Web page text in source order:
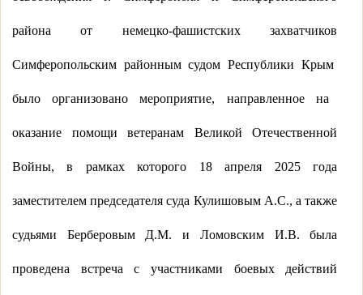
района от немецко-фашистских захватчиков
Симферопольским районным судом Республики Крым
было организовано мероприятие, направленное на
оказание помощи ветеранам Великой Отечественной
Войны, в рамках которого 18 апреля 2025 года
заместителем председателя суда Кулишовым А.С., а также
судьями Берберовым Д.М. и Ломовским И.В. была
проведена встреча с участниками боевых действий